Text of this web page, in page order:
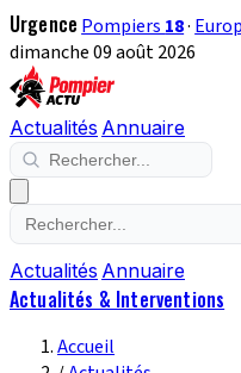
Urgence Pompiers 18·
dimanche 09 août 2026
Actualités Annuaire
Actualités Annuaire
Actualités & Interventions
Accueil